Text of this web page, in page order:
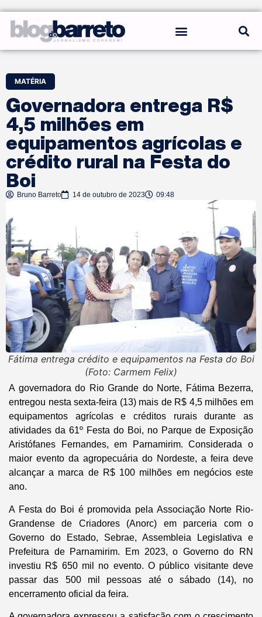
MATÉRIA
Governadora entrega R$
4,5 milhões em
equipamentos agrícolas e
crédito rural na Festa do
Boi
Bruno Barreto 14 de outubro de 2023 09:48
Fátima entrega crédito e equipamentos na Festa do Boi
(Foto: Carmem Felix)
A governadora do Rio Grande do Norte, Fátima Bezerra,
entregou nesta sexta-feira (13) mais de R$ 4,5 milhões em
equipamentos agrícolas e créditos rurais durante as
atividades da 61º Festa do Boi, no Parque de Exposição
Aristófanes Fernandes, em Parnamirim. Considerada o
maior evento da agropecuária do Nordeste, a feira deve
alcançar a marca de R$ 100 milhões em negócios este
ano.
A Festa do Boi é promovida pela Associação Norte Rio-
Grandense de Criadores (Anorc) em parceria com o
Governo do Estado, Sebrae, Assembleia Legislativa e
Prefeitura de Parnamirim. Em 2023, o Governo do RN
investiu R$ 650 mil no evento. O público visitante deve
passar das 500 mil pessoas até o sábado (14), no
encerramento oficial da feira.